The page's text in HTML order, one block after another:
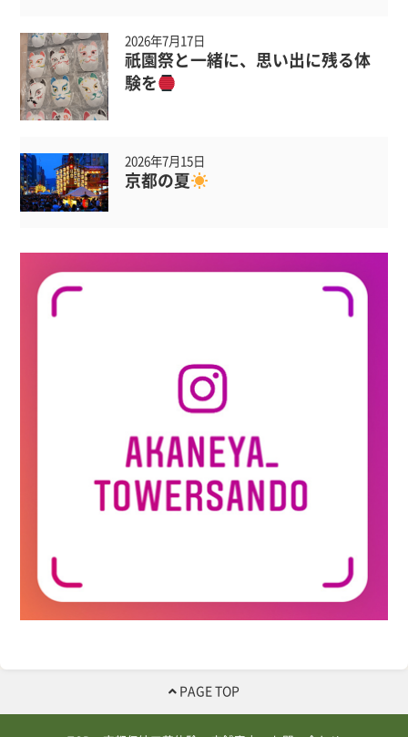
2026年7月17日
祇園祭と一緒に、思い出に残る体
験を
2026年7月15日
京都の夏
PAGE TOP